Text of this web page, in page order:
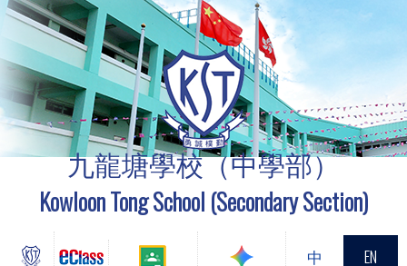
九龍塘學校（中學部）
Kowloon Tong School (Secondary Section)
中 EN